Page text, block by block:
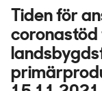
Tiden för
coronastöd